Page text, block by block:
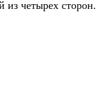
из четырех сторон.